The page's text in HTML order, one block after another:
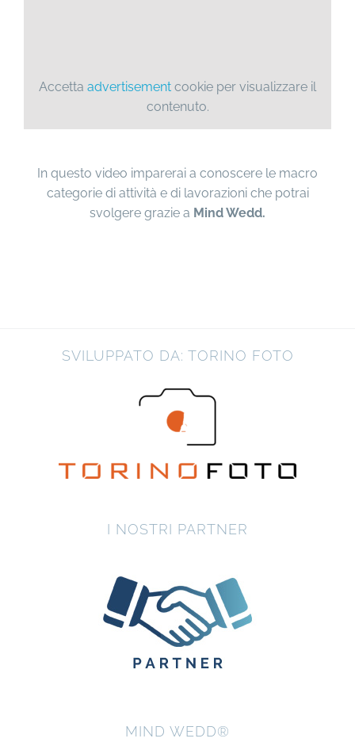
Accetta advertisement cookie per visualizzare il
contenuto.
In questo video imparerai a conoscere le macro
categorie di attività e di lavorazioni che potrai
svolgere grazie a Mind Wedd.
SVILUPPATO DA: TORINO FOTO
I NOSTRI PARTNER
MIND WEDD®